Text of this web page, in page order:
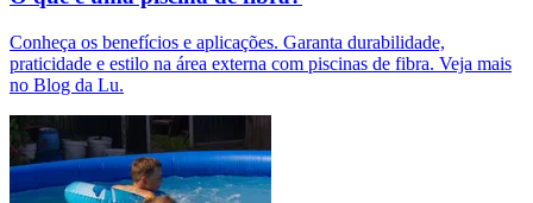
Conheça os benefícios e aplicações. Garanta durabilidade,
praticidade e estilo na área externa com piscinas de fibra. Veja mais
no Blog da Lu.